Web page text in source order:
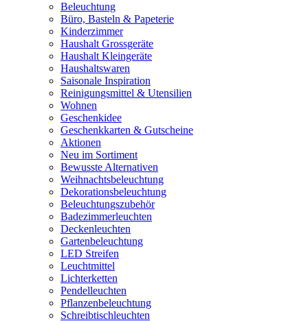
Beleuchtung
Büro, Basteln & Papeterie
Kinderzimmer
Haushalt Grossgeräte
Haushalt Kleingeräte
Haushaltswaren
Saisonale Inspiration
Reinigungsmittel & Utensilien
Wohnen
Geschenkidee
Geschenkkarten & Gutscheine
Aktionen
Neu im Sortiment
Bewusste Alternativen
Weihnachtsbeleuchtung
Dekorationsbeleuchtung
Beleuchtungszubehör
Badezimmerleuchten
Deckenleuchten
Gartenbeleuchtung
LED Streifen
Leuchtmittel
Lichterketten
Pendelleuchten
Pflanzenbeleuchtung
Schreibtischleuchten